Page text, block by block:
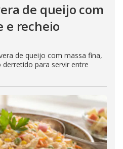
de queijo com
e recheio
de queijo com massa fina,
para servir entre